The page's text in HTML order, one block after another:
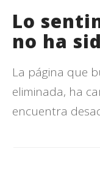
AREA CLIENTE
Lo
no ha
La página que
eliminada, ha
encuentra